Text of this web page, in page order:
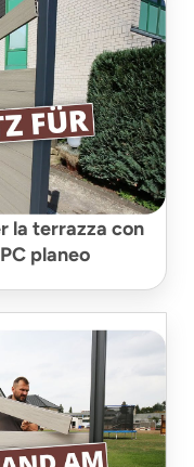
la terrazza con
planeo